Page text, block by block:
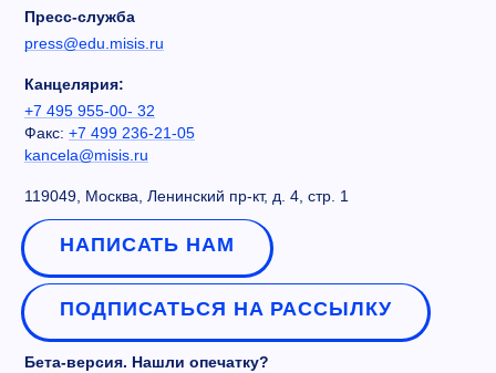
Пресс-служба
press@edu.misis.ru
Канцелярия:
+7 495 955-00- 32
Факс: +7 499 236-21-05
kancela@misis.ru
119049, Москва, Ленинский пр-кт, д. 4, стр. 1
НАПИСАТЬ НАМ
ПОДПИСАТЬСЯ НА РАССЫЛКУ
Бета-версия. Нашли опечатку?